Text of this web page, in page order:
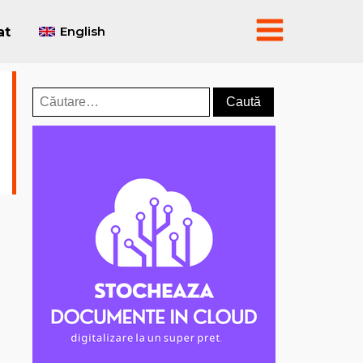
English
Caută
după: